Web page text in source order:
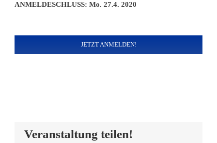
ANMELDESCHLUSS: Mo. 27.4. 2020
JETZT ANMELDEN!
Veranstaltung teilen!